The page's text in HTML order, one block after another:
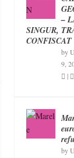
–
SINGUR,
CONFISCAT
by
9,
|
by